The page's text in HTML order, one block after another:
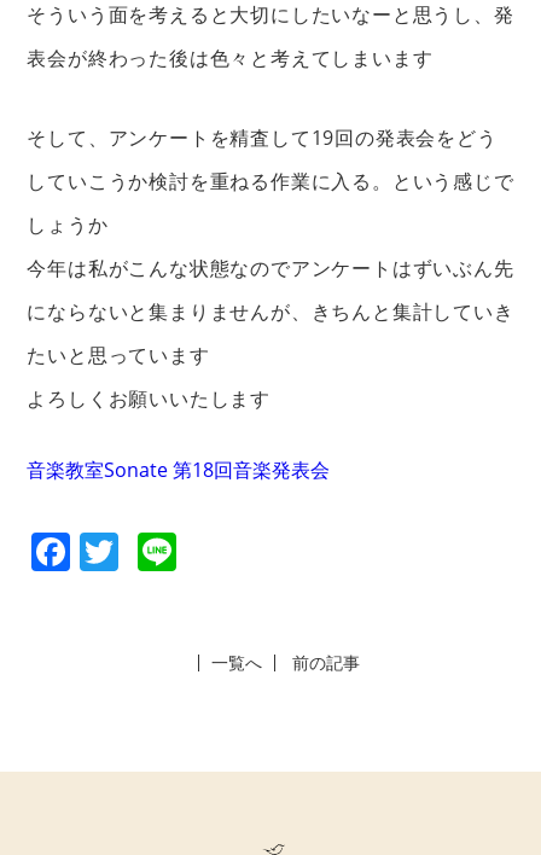
そういう面を考えると大切にしたいなーと思うし、発
表会が終わった後は色々と考えてしまいます
そして、アンケートを精査して19回の発表会をどう
していこうか検討を重ねる作業に入る。という感じで
しょうか
今年は私がこんな状態なのでアンケートはずいぶん先
にならないと集まりませんが、きちんと集計していき
たいと思っています
よろしくお願いいたします
音楽教室Sonate 第18回音楽発表会
Facebook
Twitter
一覧へ 前の記事